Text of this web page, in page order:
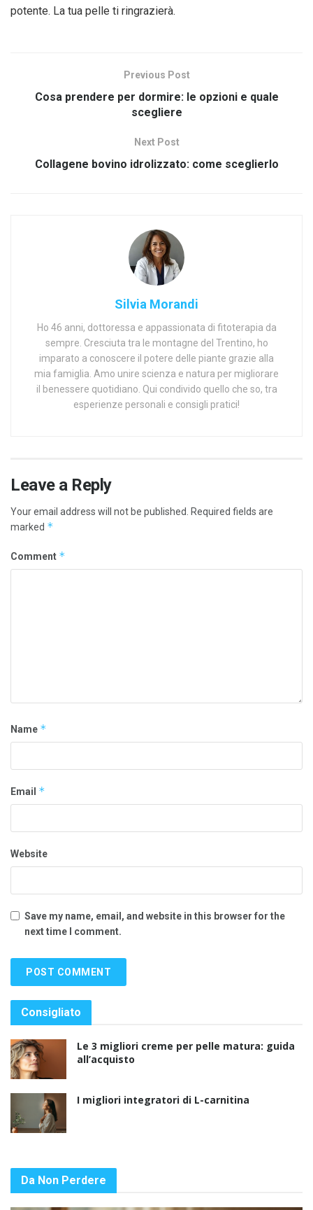
potente. La tua pelle ti ringrazierà.
Previous Post
Cosa prendere per dormire: le opzioni e quale
scegliere
Next Post
Collagene bovino idrolizzato: come sceglierlo
Silvia Morandi
Ho 46 anni, dottoressa e appassionata di fitoterapia da
sempre. Cresciuta tra le montagne del Trentino, ho
imparato a conoscere il potere delle piante grazie alla
mia famiglia. Amo unire scienza e natura per migliorare
il benessere quotidiano. Qui condivido quello che so, tra
esperienze personali e consigli pratici!
Leave a Reply
Your email address will not be published. Required fields are
marked *
Comment *
Name *
Email *
Website
Save my name, email, and website in this browser for the
next time I comment.
Consigliato
Le 3 migliori creme per pelle matura: guida
all’acquisto
I migliori integratori di L-carnitina
Da Non Perdere